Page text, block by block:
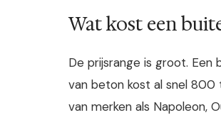
Wat kost een
De prijsrange is groot. Een
van beton kost al snel 800
van merken als Napoleon,